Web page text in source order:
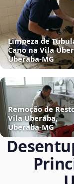
Limpeza de
Cano na Vila
Uberaba‑MG
Remoção de
Vila Uberaba,
Uberaba‑MG